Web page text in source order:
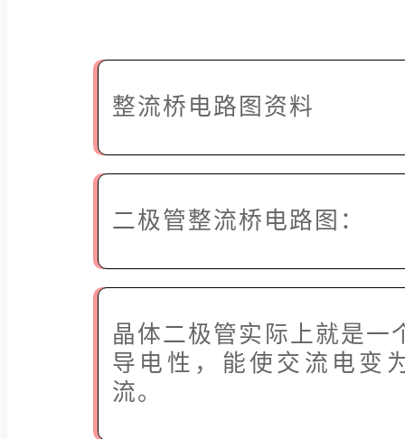
整流桥电路图资料
二极管整流桥电路图：
晶体二极管实际上就是一
导电性，能使交流电变
流。